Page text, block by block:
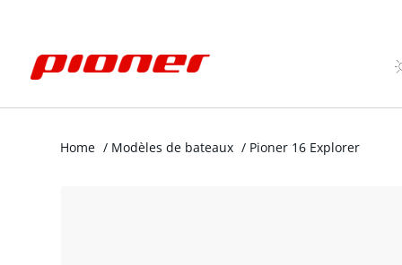
Home / Modèles de bateaux / Pioner 16 Explorer